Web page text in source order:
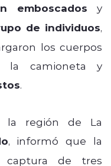
emboscados y
de individuos,
los cuerpos
camioneta y
.
la región de La
, informó que la
captura de tres